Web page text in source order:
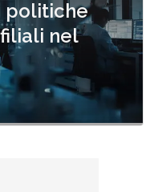
politiche
nel